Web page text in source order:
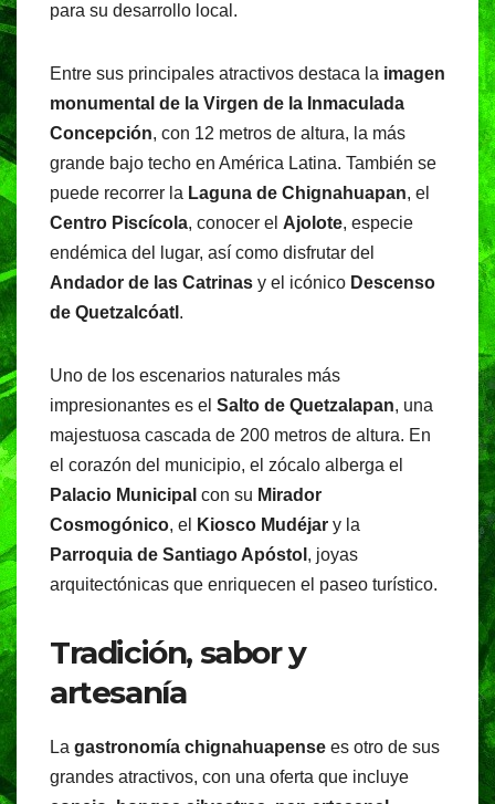
para su desarrollo local.
Entre sus principales atractivos destaca la imagen
monumental de la Virgen de la Inmaculada
Concepción, con 12 metros de altura, la más
grande bajo techo en América Latina. También se
puede recorrer la Laguna de Chignahuapan, el
Centro Piscícola, conocer el Ajolote, especie
endémica del lugar, así como disfrutar del
Andador de las Catrinas y el icónico Descenso
de Quetzalcóatl .
Uno de los escenarios naturales más
impresionantes es el Salto de Quetzalapan, una
majestuosa cascada de 200 metros de altura. En
el corazón del municipio, el zócalo alberga el
Palacio Municipal con su Mirador
Cosmogónico, el Kiosco Mudéjar y la
Parroquia de Santiago Apóstol , joyas
arquitectónicas que enriquecen el paseo turístico.
Tradición, sabor y
artesanía
La gastronomía chignahuapense es otro de sus
grandes atractivos, con una oferta que incluye